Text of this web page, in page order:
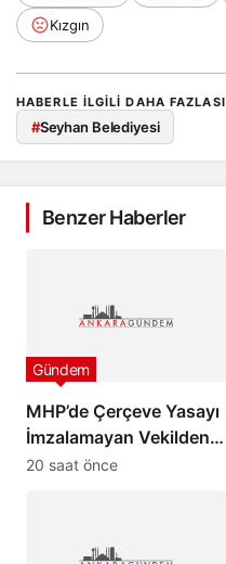
Kızgın
HABERLE ILGILI DAHA FAZLASI
#Seyhan Belediyesi
Benzer Haberler
MHP’de Çerçeve Yasayı
İmzalamayan Vekilden
Paylaşım
Gündem
20 saat önce